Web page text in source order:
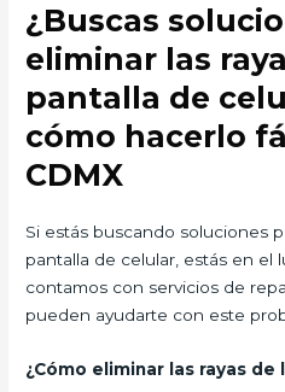
¿Buscas
eliminar las
pantalla de
cómo hacerlo
CDMX
Si estás buscando soluciones
pantalla de celular, estás en el
contamos con servicios de
pueden ayudarte con este
¿Cómo eliminar las rayas